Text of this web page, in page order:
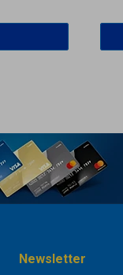
Newsletter